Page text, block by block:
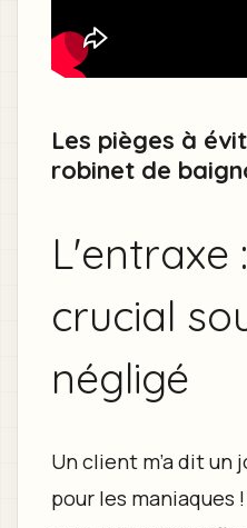
Les pièges à
robinet de
L'entraxe
crucial
négligé
Un client m’a dit un
pour les maniaques